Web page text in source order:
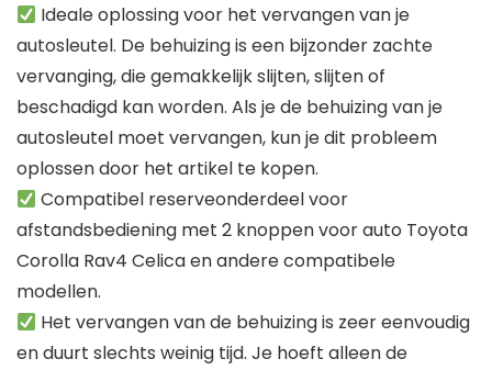
Ideale oplossing voor het vervangen van je
autosleutel. De behuizing is een bijzonder zachte
vervanging, die gemakkelijk slijten, slijten of
beschadigd kan worden. Als je de behuizing van je
autosleutel moet vervangen, kun je dit probleem
oplossen door het artikel te kopen.
Compatibel reserveonderdeel voor
afstandsbediening met 2 knoppen voor auto Toyota
Corolla Rav4 Celica en andere compatibele
modellen.
Het vervangen van de behuizing is zeer eenvoudig
en duurt slechts weinig tijd. Je hoeft alleen de